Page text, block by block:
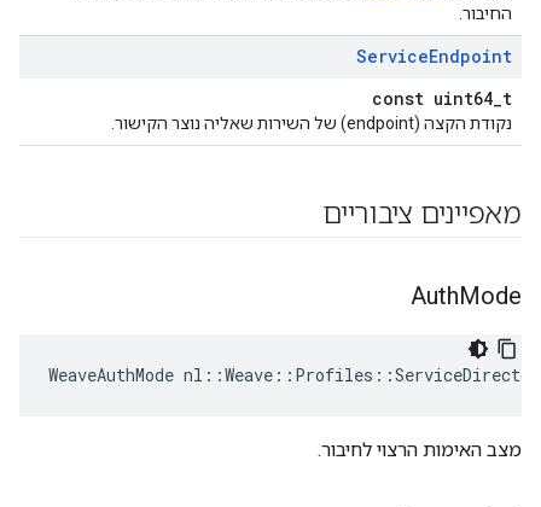
החיבור.
ServiceEndpoint
const uint64_t
נקודת הקצה (endpoint) של השירות שאליה נוצר הקישור.
מאפיינים ציבוריים
AuthMode
WeaveAuthMode
מצב האימות הרצוי לחיבור.